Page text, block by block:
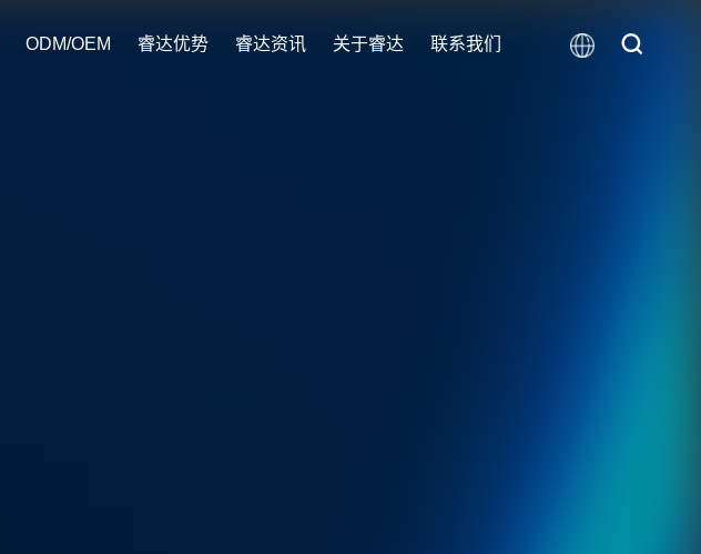
ODM/OEM 睿达优势 睿达资讯 关于睿达 联系我们